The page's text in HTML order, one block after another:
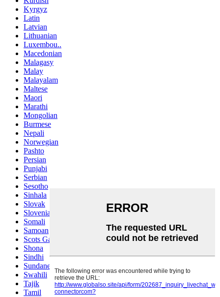
Kyrgyz
Latin
Latvian
Lithuanian
Luxembou..
Macedonian
Malagasy
Malay
Malayalam
Maltese
Maori
Marathi
Mongolian
Burmese
Nepali
Norwegian
Pashto
Persian
Punjabi
Serbian
Sesotho
Sinhala
Slovak
Slovenian
Somali
Samoan
Scots Gaelic
Shona
Sindhi
Sundanese
Swahili
Tajik
Tamil